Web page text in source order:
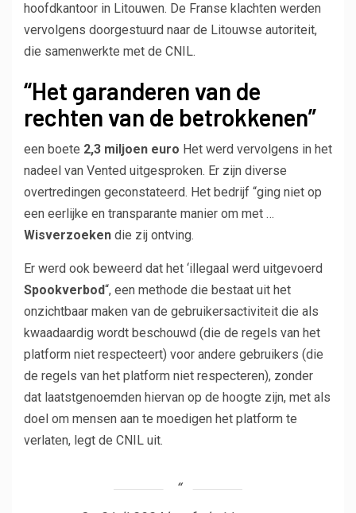
hoofdkantoor in Litouwen. De Franse klachten werden
vervolgens doorgestuurd naar de Litouwse autoriteit,
die samenwerkte met de CNIL.
“Het garanderen van de
rechten van de betrokkenen”
een boete 2,3 miljoen euro Het werd vervolgens in het
nadeel van Vented uitgesproken. Er zijn diverse
overtredingen geconstateerd. Het bedrijf “ging niet op
een eerlijke en transparante manier om met …
Wisverzoeken die zij ontving.
Er werd ook beweerd dat het ‘illegaal werd uitgevoerd
Spookverbod“, een methode die bestaat uit het
onzichtbaar maken van de gebruikersactiviteit die als
kwaadaardig wordt beschouwd (die de regels van het
platform niet respecteert) voor andere gebruikers (die
de regels van het platform niet respecteren), zonder
dat laatstgenoemden hiervan op de hoogte zijn, met als
doel om mensen aan te moedigen het platform te
verlaten, legt de CNIL uit.